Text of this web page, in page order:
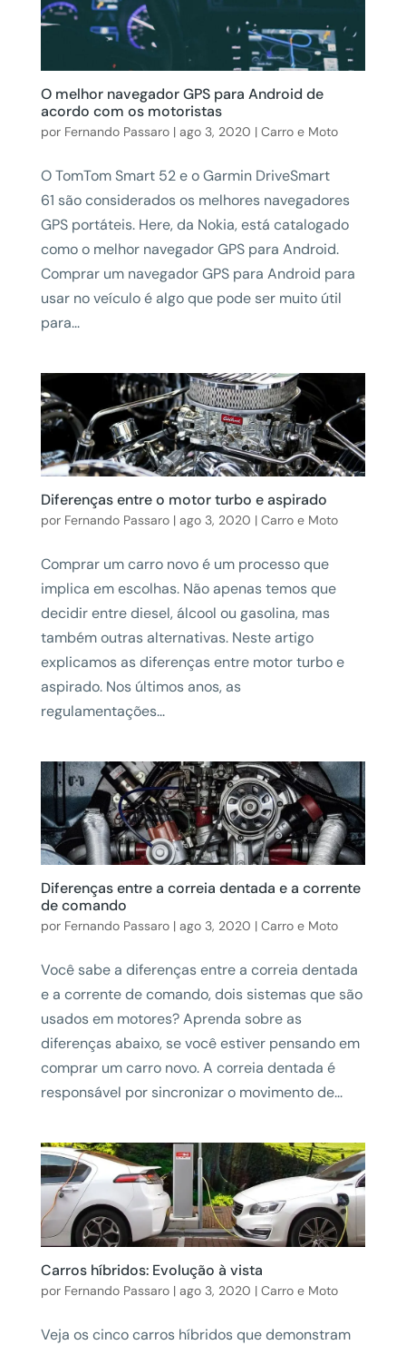
O melhor navegador GPS para Android de
acordo com os motoristas
por Fernando Passaro| ago 3, 2020 | Carro e Moto
O TomTom Smart 52 e o Garmin DriveSmart
61 são considerados os melhores navegadores
GPS portáteis. Here, da Nokia, está catalogado
como o melhor navegador GPS para Android.
Comprar um navegador GPS para Android para
usar no veículo é algo que pode ser muito útil
para...
Diferenças entre o motor turbo e aspirado
por Fernando Passaro| ago 3, 2020 | Carro e Moto
Comprar um carro novo é um processo que
implica em escolhas. Não apenas temos que
decidir entre diesel, álcool ou gasolina, mas
também outras alternativas. Neste artigo
explicamos as diferenças entre motor turbo e
aspirado. Nos últimos anos, as
regulamentações...
Diferenças entre a correia dentada e a corrente
de comando
por Fernando Passaro| ago 3, 2020 | Carro e Moto
Você sabe a diferenças entre a correia dentada
e a corrente de comando, dois sistemas que são
usados em motores? Aprenda sobre as
diferenças abaixo, se você estiver pensando em
comprar um carro novo. A correia dentada é
responsável por sincronizar o movimento de...
Carros híbridos: Evolução à vista
por Fernando Passaro| ago 3, 2020 | Carro e Moto
Veja os cinco carros híbridos que demonstram